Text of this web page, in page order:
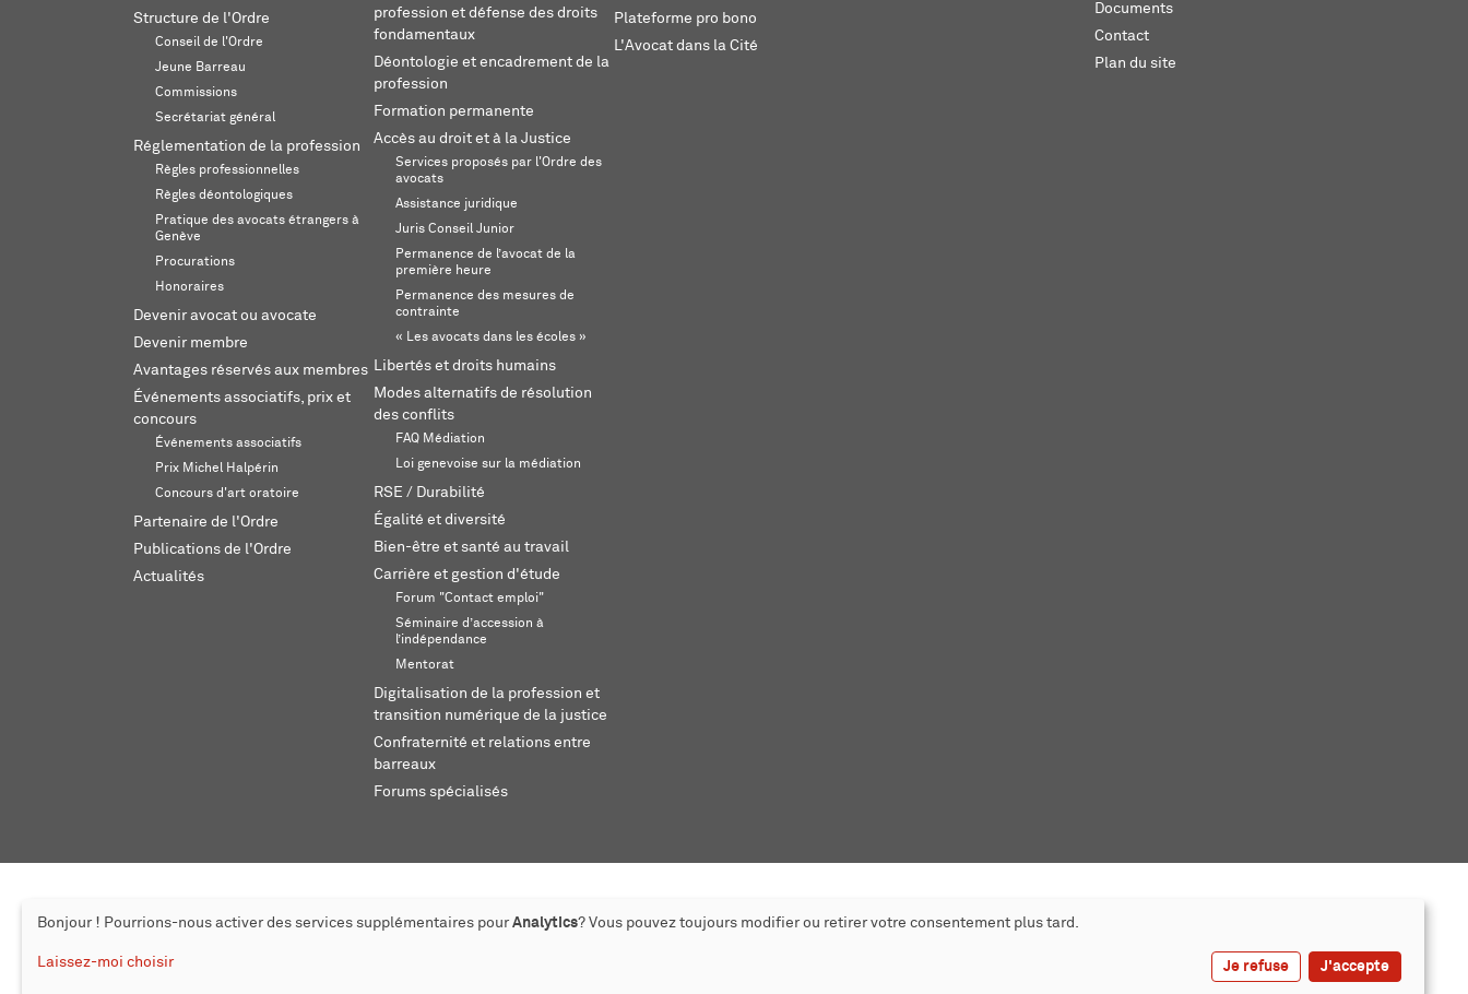
Structure de l'Ordre
Conseil de l'Ordre
Jeune Barreau
Commissions
Secrétariat général
Réglementation de la profession
Règles professionnelles
Règles déontologiques
Pratique des avocats étrangers à
Genève
Procurations
Honoraires
Devenir avocat ou avocate
Devenir membre
Avantages réservés aux membres
Événements associatifs, prix et
concours
Événements associatifs
Prix Michel Halpérin
Concours d'art oratoire
Partenaire de l'Ordre
Publications de l'Ordre
Actualités
profession et défense des droits
fondamentaux
Déontologie et encadrement de la
profession
Formation permanente
Accès au droit et à la Justice
Services proposés par l'Ordre des
avocats
Assistance juridique
Juris Conseil Junior
Permanence de l’avocat de la
première heure
Permanence des mesures de
contrainte
« Les avocats dans les écoles »
Libertés et droits humains
Modes alternatifs de résolution
des conflits
FAQ Médiation
Loi genevoise sur la médiation
RSE / Durabilité
Égalité et diversité
Bien-être et santé au travail
Carrière et gestion d'étude
Forum "Contact emploi"
Séminaire d’accession à
l’indépendance
Mentorat
Digitalisation de la profession et
transition numérique de la justice
Confraternité et relations entre
barreaux
Forums spécialisés
Plateforme pro bono
L'Avocat dans la Cité
Documents
Contact
Plan du site
Bonjour ! Pourrions-nous activer des services supplémentaires pour Analytics? Vous pouvez toujours modifier ou retirer votre consentement plus tard.
Laissez-moi choisir Je refuse J'accepte